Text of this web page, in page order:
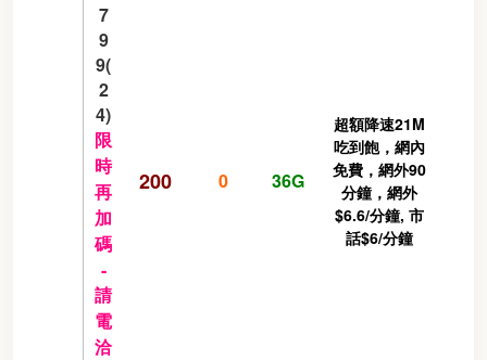
7
9
9(
2
4)
限
時
再
加
碼
-
請
電
洽
200 0 36G
超額降速21M
吃到飽，網內
免費，網外90
分鐘，網外
$6.6/分鐘, 市
話$6/分鐘